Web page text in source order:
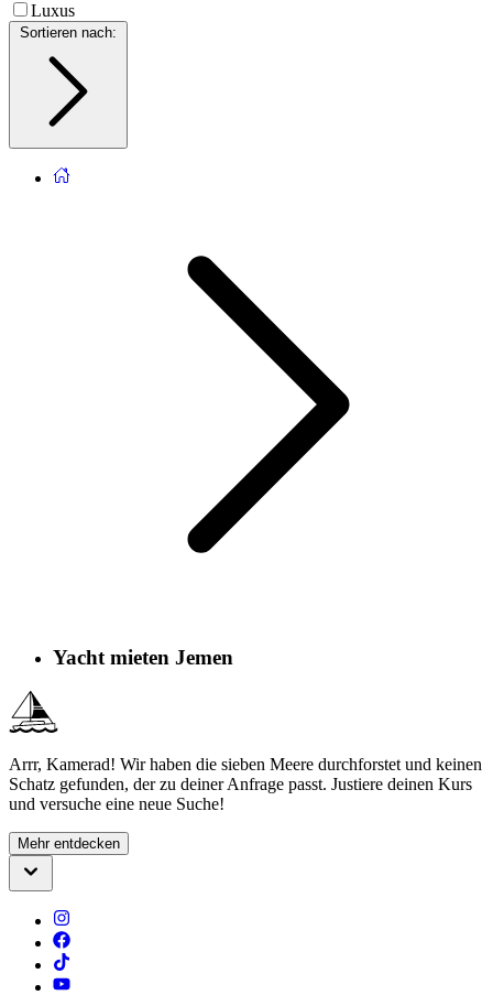
Luxus
Sortieren nach
Yacht mieten Jemen
Arrr, Kamerad! Wir haben die sieben Meere durchforstet und keinen
Schatz gefunden, der zu deiner Anfrage passt. Justiere deinen Kurs
und versuche eine neue Suche!
Mehr entdecken